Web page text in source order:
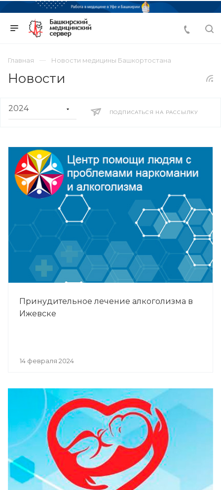
Главная Новости медицины Башкортостана
Новости
ПОДПИСАТЬСЯ НА РАССЫЛКУ
Принудительное лечение алкоголизма в
Ижевске
14 февраля 2024